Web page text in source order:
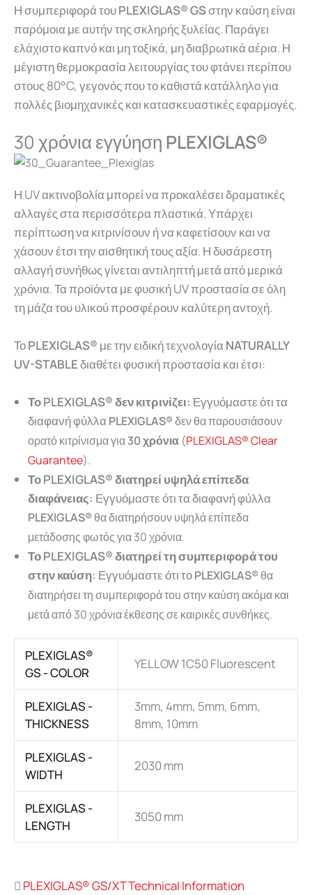
Η συμπεριφορά τουPLEXIGLAS® GSστην καύση είναι
παρόμοια με αυτήν της σκληρής ξυλείας. Παράγει
ελάχιστο καπνό και μη τοξικά, μη διαβρωτικά αέρια. Η
μέγιστη θερμοκρασία λειτουργίας του φτάνει περίπου
στους 80°C, γεγονός που το καθιστά κατάλληλο για
πολλές βιομηχανικές και κατασκευαστικές εφαρμογές.
30 χρόνια εγγύηση PLEXIGLAS®
Η UV ακτινοβολία μπορεί να προκαλέσει δραματικές
αλλαγές στα περισσότερα πλαστικά. Υπάρχει
περίπτωση να κιτρινίσουν ή να καφετίσουν και να
χάσουν έτσι την αισθητική τους αξία. Η δυσάρεστη
αλλαγή συνήθως γίνεται αντιληπτή μετά από μερικά
χρόνια. Τα προϊόντα με φυσική UV προστασία σε όλη
τη μάζα του υλικού προσφέρουν καλύτερη αντοχή.
ΤοPLEXIGLAS® με την ειδική τεχνολογία NATURALLY
UV-STABLEδιαθέτει φυσική προστασία και έτσι:
Το PLEXIGLAS® δεν κιτρινίζει: Εγγυόμαστε ότι τα
διαφανή φύλλα PLEXIGLAS®δεν θα παρουσιάσουν
ορατό κιτρίνισμα για30 χρόνια (PLEXIGLAS® Clear
Guarantee).
Το PLEXIGLAS® διατηρεί υψηλά επίπεδα
διαφάνειας: Εγγυόμαστε ότι τα διαφανή φύλλα
PLEXIGLAS® θα διατηρήσουν υψηλά επίπεδα
μετάδοσης φωτός για 30 χρόνια.
Το PLEXIGLAS® διατηρεί τη συμπεριφορά του
στην καύση: Εγγυόμαστε ότι τοPLEXIGLAS® θα
διατηρήσει τη συμπεριφορά του στην καύση ακόμα και
μετά από 30 χρόνια έκθεσης σε καιρικές συνθήκες.
PLEXIGLAS®
GS - COLOR
YELLOW 1C50 Fluorescent
PLEXIGLAS -
THICKNESS
3mm, 4mm, 5mm, 6mm,
8mm, 10mm
PLEXIGLAS -
WIDTH
2030 mm
PLEXIGLAS -
LENGTH
3050 mm
PLEXIGLAS® GS/XT Technical Information